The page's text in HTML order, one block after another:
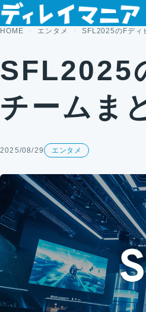
コンテンツへスキップ
HOME エンタメ SFL2025のFディ
SFL2025
チームま
2025/08/29 エンタメ